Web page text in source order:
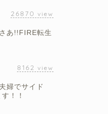
26870 view
あ!!FIRE転生
8162 view
婦でサイド
！！